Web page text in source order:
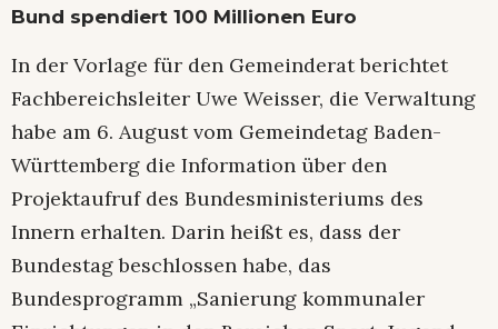
Bund spendiert 100 Millionen Euro
In der Vorlage für den Gemeinderat berichtet
Fachbereichsleiter Uwe Weisser, die Verwaltung
habe am 6. August vom Gemeindetag Baden-
Württemberg die Information über den
Projektaufruf des Bundesministeriums des
Innern erhalten. Darin heißt es, dass der
Bundestag beschlossen habe, das
Bundesprogramm „Sanierung kommunaler